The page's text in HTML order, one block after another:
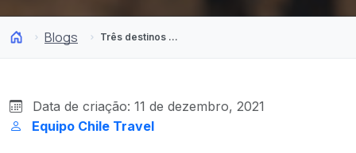
Blogs Três destinos imperdíveis para descobrir os picos do Chile
Data de criação: 11 de dezembro, 2021
Equipo Chile Travel